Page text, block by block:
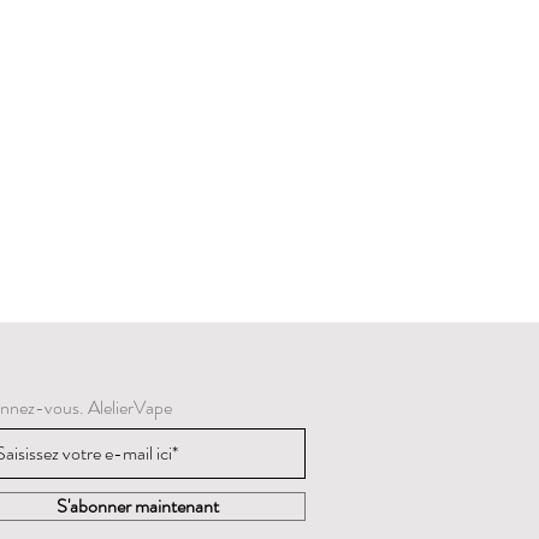
vous. AlelierVape
S'abonner maintenant